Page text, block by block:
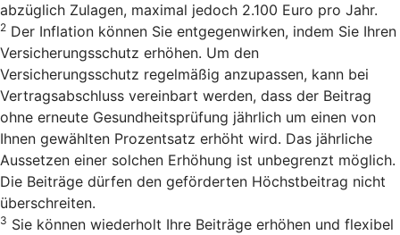
abzüglich Zulagen, maximal jedoch 2.100 Euro pro Jahr.
2 Der Inflation können Sie entgegenwirken, indem Sie Ihren
Versicherungsschutz erhöhen. Um den
Versicherungsschutz regelmäßig anzupassen, kann bei
Vertragsabschluss vereinbart werden, dass der Beitrag
ohne erneute Gesundheitsprüfung jährlich um einen von
Ihnen gewählten Prozentsatz erhöht wird. Das jährliche
Aussetzen einer solchen Erhöhung ist unbegrenzt möglich.
Die Beiträge dürfen den geförderten Höchstbeitrag nicht
überschreiten.
3 Sie können wiederholt Ihre Beiträge erhöhen und flexibel